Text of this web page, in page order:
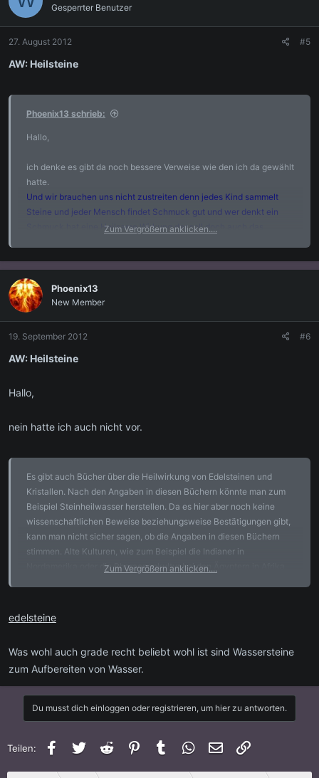
Gesperrter Benutzer
27. August 2012 #5
AW: Heilsteine
Phoenix13 schrieb:
Hallo,
ich denke es gibt da noch bessere Verweise wie den ich da gewählt
hatte.
Und wir brauchen uns nicht zustreiten denn jedes Kind sammelt
Steine und jeder Mensch findet Schmuck gut und wer denkt ein
Schmuck hat eine Heilsame Wirkung der soll doch auch das
Zum Vergrößern anklicken....
Phoenix13
New Member
19. September 2012 #6
AW: Heilsteine
Hallo,
nein hatte ich auch nicht vor.
Es gibt auch Bücher über die Heilwirkung von Edelsteinen und
Kristallen. Nach den Angaben in diesen Büchern könnte man zum
Beispiel Steinheilwasser herstellen. Da es hier aber noch keine
wissenschaftlichen Beweise beziehungsweise Bestätigungen gibt,
kann man nicht sicher sagen, ob die Angaben in diesen Büchern
stimmen. Alte Kulturen, wie zum Beispiel die Indianer in
Nordamerika oder die Pharaonenkultur bei den Ägyptern in Afrika,
Zum Vergrößern anklicken....
edelsteine
Was wohl auch grade recht beliebt wohl ist sind Wassersteine
zum Aufbereiten von Wasser.
Du musst dich einloggen oder registrieren, um hier zu antworten.
Teilen: FacebookTwitter Reddit PinterestTumblr WhatsApp
E-Mail